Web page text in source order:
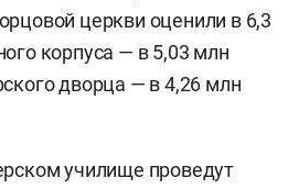
церкви оценили в 6,3
корпуса — в 5,03 млн
дворца — в 4,26 млн
училище проведут